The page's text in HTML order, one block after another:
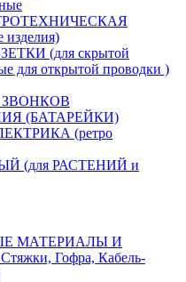
изделия)
(для скрытой
для открытой проводки )
(БАТАРЕЙКИ)
(ретро
(для РАСТЕНИЙ и
МАТЕРИАЛЫ И
Гофра, Кабель-